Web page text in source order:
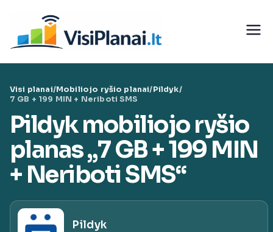
turinio
teleko
munika
cijų
paslaug
ų planai
Visi planai/Mobiliojo ryšio planai/Pildyk/
7 GB + 199 MIN + Neriboti SMS
Pildyk mobiliojo ryšio
planas „7 GB + 199 MIN
+ Neriboti SMS“
Pildyk